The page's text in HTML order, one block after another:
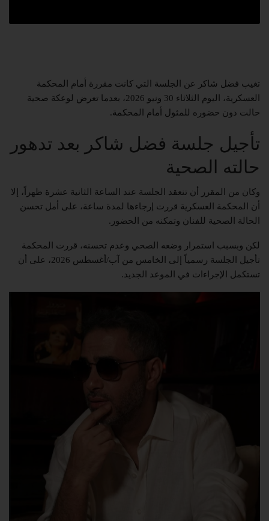
تغيب فضل شاكر عن الجلسة التي كانت مقررة أمام المحكمة
العسكرية، اليوم الثلاثاء 30 ونيو 2026، بعدما تعرض لوعكة صحية
حالت دون حضوره للمثول أمام المحكمة.
تأجيل جلسة فضل شاكر بعد تدهور
حالته الصحية
وكان من المقرر أن تنعقد الجلسة عند الساعة الثانية عشرة ظهراً، إلا
أن المحكمة العسكرية قررت إرجاءها لمدة ساعة، على أمل تحسن
الحالة الصحية للفنان وتمكنه من الحضور.
لكن وبسبب استمرار وضعه الصحي وعدم تحسنه، قررت المحكمة
تأجيل الجلسة رسمياً إلى الخامس من آب/أغسطس 2026، على أن
تستكمل الإجراءات في الموعد الجديد.